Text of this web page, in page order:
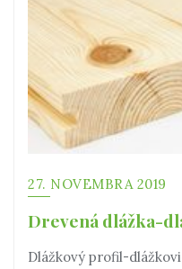
27. NOVEMBRA 2019
Drevená dlážka-
Dlážkový profil-